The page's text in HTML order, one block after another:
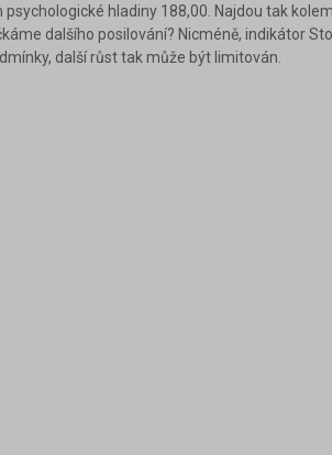
hladiny 188,00. Najdou tak
dalšího posilování? Nicméně, indikátor
další růst tak může být limitován.